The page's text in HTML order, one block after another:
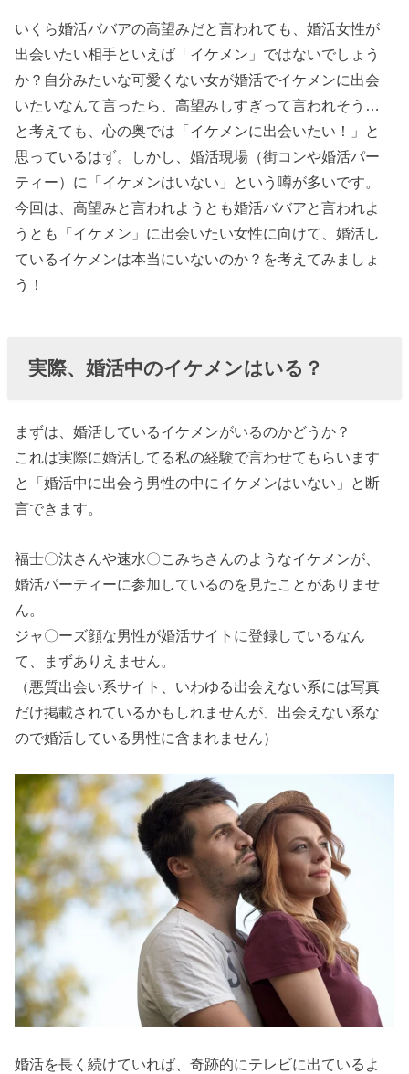
› 実際、婚活中
のイケメンは
いる？
› 高望みしなけ
れば、婚活で
イケメンに出
会うことは出
来る！
› まとめ
いくら婚活ババアの高望みだと言われても、婚活女性が
出会いたい相手といえば「イケメン」ではないでしょう
か？自分みたいな可愛くない女が婚活でイケメンに出会
いたいなんて言ったら、高望みしすぎって言われそう…
と考えても、心の奥では「イケメンに出会いたい！」と
思っているはず。しかし、婚活現場（街コンや婚活パー
ティー）に「イケメンはいない」という噂が多いです。
今回は、高望みと言われようとも婚活ババアと言われよ
うとも「イケメン」に出会いたい女性に向けて、婚活し
ているイケメンは本当にいないのか？を考えてみましょ
う！
実際、婚活中のイケメンはいる？
まずは、婚活しているイケメンがいるのかどうか？
これは実際に婚活してる私の経験で言わせてもらいます
と「婚活中に出会う男性の中にイケメンはいない」と断
言できます。
福士〇汰さんや速水〇こみちさんのようなイケメンが、
婚活パーティーに参加しているのを見たことがありませ
ん。
ジャ〇ーズ顔な男性が婚活サイトに登録しているなん
て、まずありえません。
（悪質出会い系サイト、いわゆる出会えない系には写真
だけ掲載されているかもしれませんが、出会えない系な
ので婚活している男性に含まれません）
婚活を長く続けていれば、奇跡的にテレビに出ているよ